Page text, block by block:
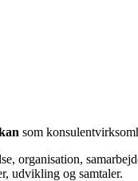
som
organisation,
udvikling og samtaler.